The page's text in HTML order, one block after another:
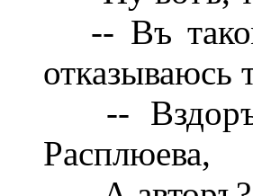
-- Въ
отказываюсь
-- Вздоръ,
Расплюева,